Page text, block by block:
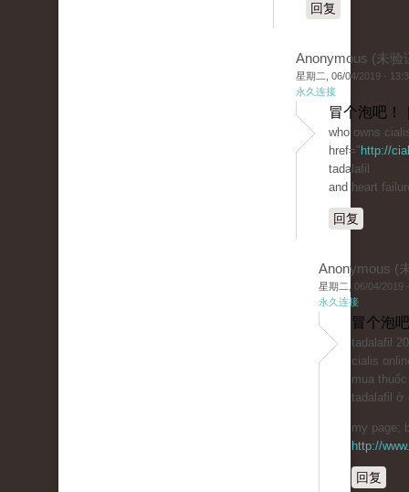
回复
Anonymous (未验
星期二, 06/04/2019 -
永久连接
冒个泡吧！
who owns
href=" http://
tadalafil
and heart
回复
Anonymous (
星期二, 06/04/2019
永久连接
冒个泡
tadalafil
cialis
mua thuốc
tadalafil ở
my page;
http://
回复